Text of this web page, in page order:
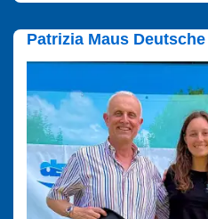
Patrizia Maus